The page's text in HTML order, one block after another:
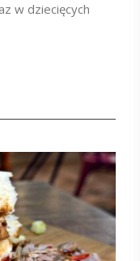
w dziecięcych